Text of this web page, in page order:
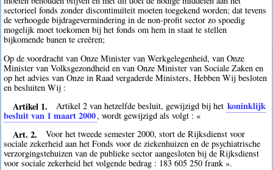
sectorieel fonds zonder discontinuïteit moeten toegekend worden; dat tevens
de verhoogde bijdragevermindering in de non-profit sector zo spoedig
mogelijk moet toekomen bij het fonds om hem in staat te stellen
bijkomende banen te creëren;
Op de voordracht van Onze Minister van Werkgelegenheid, van Onze
Minister van Volksgezondheid en van Onze Minister van Sociale Zaken en
op het advies van Onze in Raad vergaderde Ministers, Hebben Wij besloten
en besluiten Wij :
Artikel 1. Artikel 2 van hetzelfde besluit, gewijzigd bij het koninklijk
besluit van 1 maart 2000, wordt gewijzigd als volgt : «
Art. 2.
Voor het tweede semester 2000, stort de Rijksdienst voor
sociale zekerheid aan het Fonds voor de ziekenhuizen en de psychiatrische
verzorgingstehuizen van de publieke sector aangesloten bij de Rijksdienst
voor sociale zekerheid het volgende bedrag : 183 605 250 frank ».